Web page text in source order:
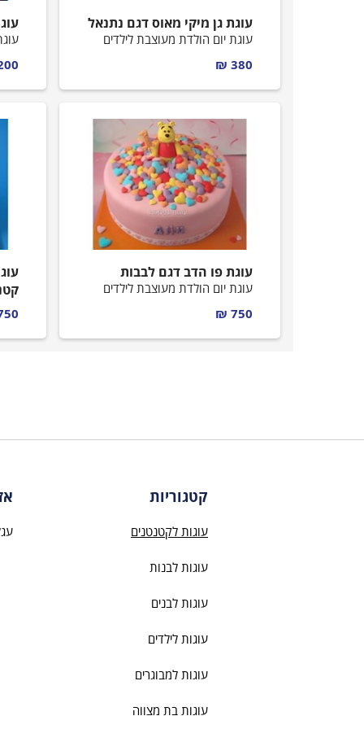
עוגת גן מיקי מאוס דגם נתנאל
עוגת יום הולדת מעוצבת לילדים
380 ₪
₪
עוגת פו הדב דגם לבבות
עוגת יום הולדת מעוצבת לילדים
750 ₪
₪
קטגוריות
עוגות לקטנטנים
עוגות לבנות
עוגות לבנים
עוגות לילדים
עוגות למבוגרים
עוגות בת מצווה